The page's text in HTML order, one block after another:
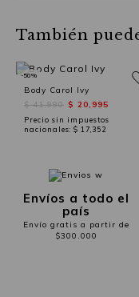
También
Body Carol Ivy
$ 41,990 $ 20,995
Precio sin impuestos
nacionales: $ 17,352
-50%
Envíos a todo el
país
Envío gratis a partir de
$300.000